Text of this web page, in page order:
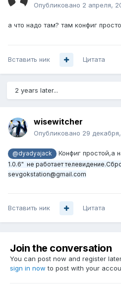
Опубликовано 2 апреля,
а что надо там? там конфиг
Вставить ник Цитата
2 years later...
wisewitcher
Опубликовано 29
@dyadyajack Конфиг простой,а
1.0.6" не работает
sevgokstation@gmail.com
Вставить ник Цитата
Join the conversation
You can post now and register
sign in now to post with your